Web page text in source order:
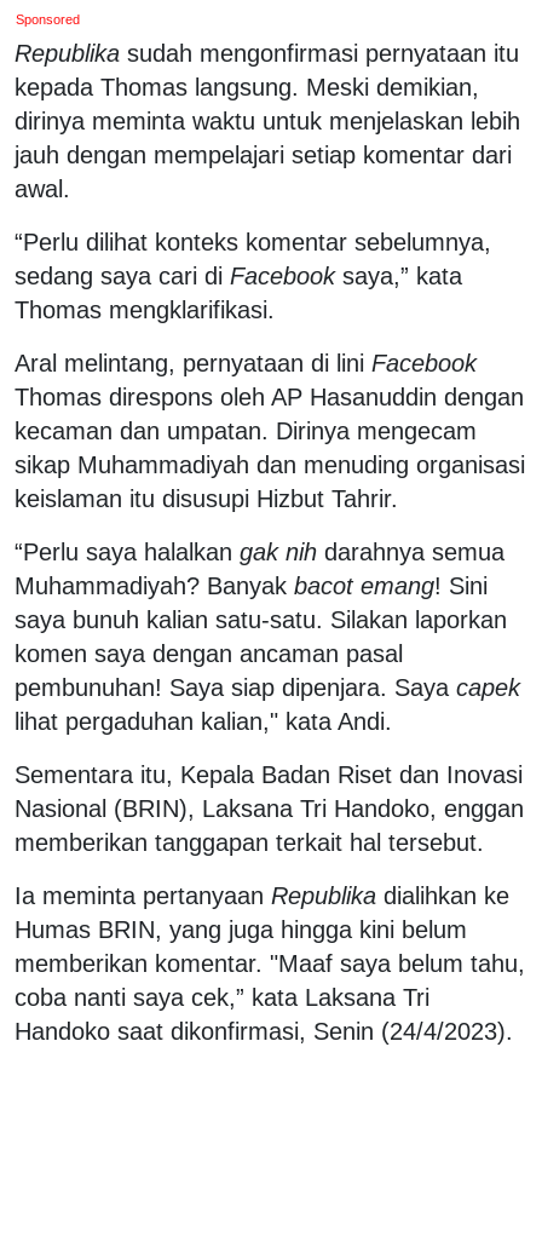
Sponsored
Republika sudah mengonfirmasi pernyataan itu
kepada Thomas langsung. Meski demikian,
dirinya meminta waktu untuk menjelaskan lebih
jauh dengan mempelajari setiap komentar dari
awal.
“Perlu dilihat konteks komentar sebelumnya,
sedang saya cari di Facebooksaya,” kata
Thomas mengklarifikasi.
Aral melintang, pernyataan di lini Facebook
Thomas direspons oleh AP Hasanuddin dengan
kecaman dan umpatan. Dirinya mengecam
sikap Muhammadiyah dan menuding organisasi
keislaman itu disusupi Hizbut Tahrir.
“Perlu saya halalkan gak nih darahnya semua
Muhammadiyah? Banyak bacot emang! Sini
saya bunuh kalian satu-satu. Silakan laporkan
komen saya dengan ancaman pasal
pembunuhan! Saya siap dipenjara. Saya capek
lihat pergaduhan kalian," kata Andi.
Sementara itu, Kepala Badan Riset dan Inovasi
Nasional (BRIN), Laksana Tri Handoko, enggan
memberikan tanggapan terkait hal tersebut.
Ia meminta pertanyaan Republika dialihkan ke
Humas BRIN, yang juga hingga kini belum
memberikan komentar. "Maaf saya belum tahu,
coba nanti saya cek,” kata Laksana Tri
Handoko saat dikonfirmasi, Senin (24/4/2023).